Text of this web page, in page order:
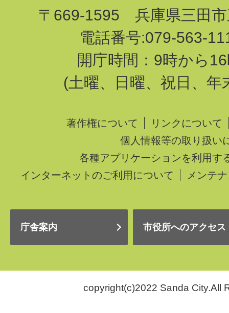
〒669-1595 兵庫県三田市
電話番号:079-563-
開庁時間：9時から
(土曜、日曜、祝日、年
著作権について
リンクについて
個人情報等の取り扱い
各種アプリケーションを利用す
インターネットのご利用について
メンテ
庁舎案内 市役所へのアクセス
copyright(c)2022 Sanda City.All